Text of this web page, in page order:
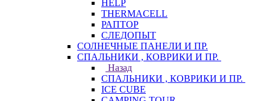
HELP
THERMACELL
РАПТОР
СЛЕДОПЫТ
СОЛНЕЧНЫЕ ПАНЕЛИ И ПР.
СПАЛЬНИКИ , КОВРИКИ И ПР.
Назад
СПАЛЬНИКИ , КОВРИКИ И ПР.
ICE CUBE